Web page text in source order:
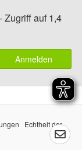
Zugriff auf 1,4
Anmelden
Echtheit der